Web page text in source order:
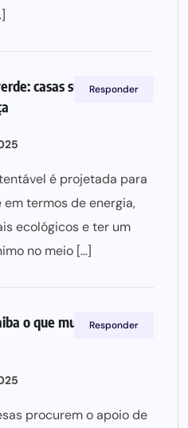
casas sustentáveis
é projetada para
termos de energia,
ecológicos e ter um
no meio […]
Responder
o que muda e como se
procurem o apoio de
Responder